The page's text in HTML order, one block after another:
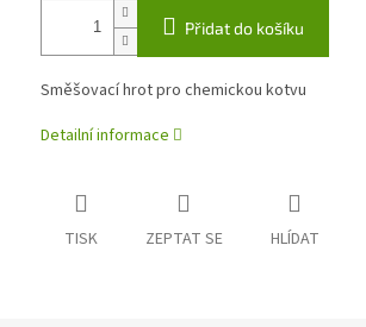
Přidat do košíku
Směšovací hrot pro chemickou kotvu
Detailní informace
TISK ZEPTAT SE HLÍDAT